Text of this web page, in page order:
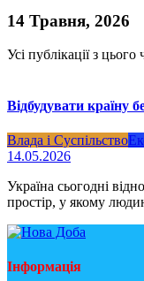
14 Травня, 2026
Усі публікації з цього
Відбудувати країну
Влада і Суспільство
14.05.2026
Україна сьогодні
простір, у якому
Інформація